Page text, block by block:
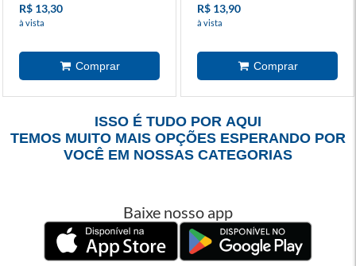
R$ 13,30
à vista
R$ 13,90
à vista
ISSO É TUDO POR AQUI
TEMOS MUITO MAIS OPÇÕES ESPERANDO POR
VOCÊ EM NOSSAS CATEGORIAS
Baixe nosso app